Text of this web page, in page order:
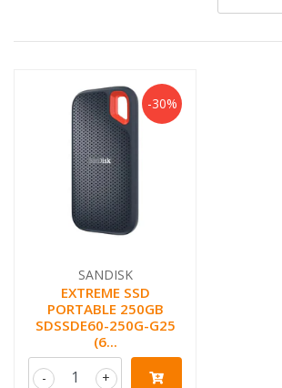
-30%
SANDISK
EXTREME SSD
PORTABLE 250GB
SDSSDE60-250G-G25
(6...
+
-